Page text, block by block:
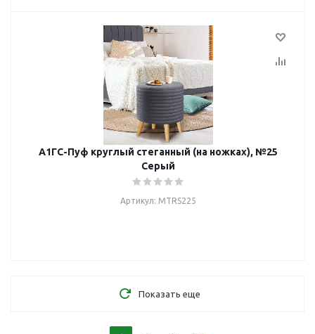
А1ГС-Пуф круглый стеганный (на ножках), №25
Серый
Артикул: MTRS225
Показать еще